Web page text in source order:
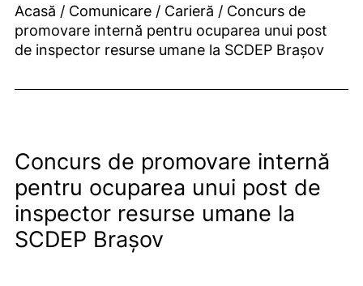
Acasă / Comunicare / Carieră / Concurs de
promovare internă pentru ocuparea unui post
de inspector resurse umane la SCDEP Brașov
Concurs de promovare internă
pentru ocuparea unui post de
inspector resurse umane la
SCDEP Brașov